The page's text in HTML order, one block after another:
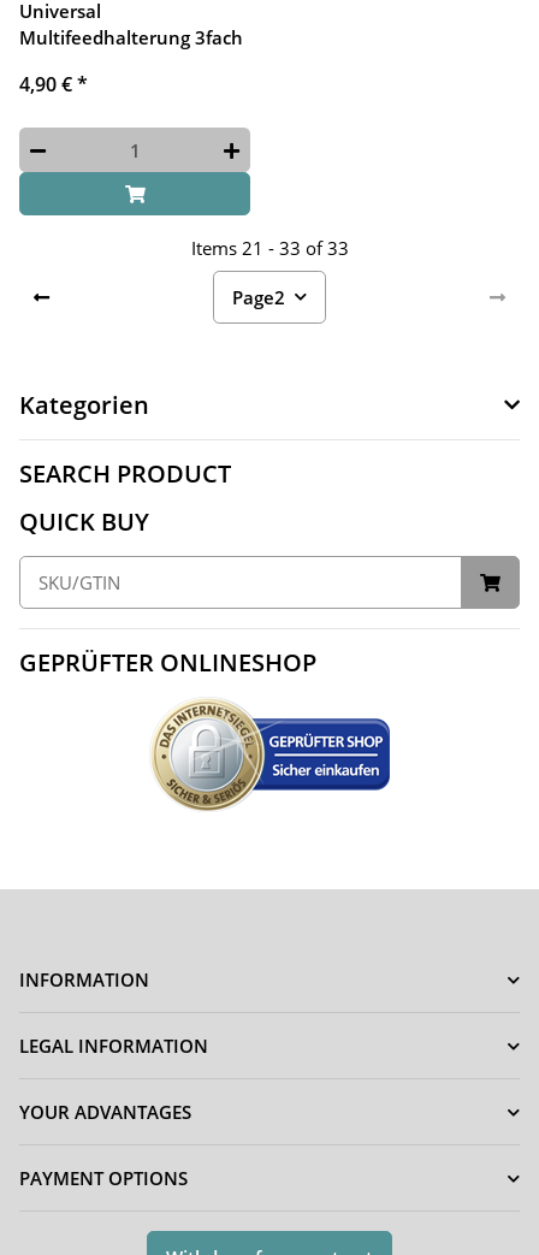
Universal
Multifeedhalterung 3fach
4,90 €*
Items 21 - 33 of 33
Page2
Kategorien
SEARCH PRODUCT
QUICK BUY
GEPRÜFTER ONLINESHOP
INFORMATION
LEGAL INFORMATION
YOUR ADVANTAGES
PAYMENT OPTIONS